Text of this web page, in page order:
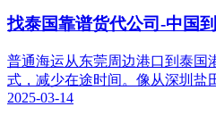
找泰国靠谱货代公司​-中国
普通海运从东莞周边港口到泰国
式，减少在途时间。像从深圳
2025-03-14